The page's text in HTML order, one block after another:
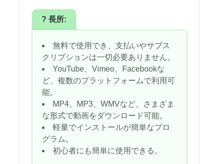
? 長所:
無料で使用でき、支払いやサブス
クリプションは一切必要ありません。
YouTube、Vimeo、Facebookな
ど、複数のプラットフォームで利用可
能。
MP4、MP3、WMVなど、さまざま
な形式で動画をダウンロード可能。
軽量でインストールが簡単なプロ
グラム。
初心者にも簡単に使用できる。